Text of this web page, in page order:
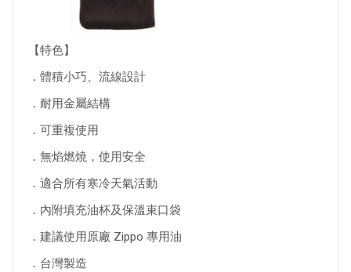
【特色】
．體積小巧、流線設計
．耐用金屬結構
．可重複使用
．無焰燃燒，使用安全
．適合所有寒冷天氣活動
．內附填充油杯及保溫束口袋
．建議使用原廠 Zippo 專用油
．台灣製造